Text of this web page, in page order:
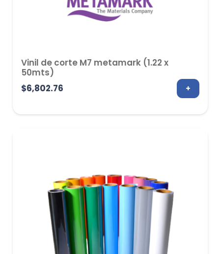
Vinil de corte M7 metamark (1.22 x
50mts)
$6,802.76 +